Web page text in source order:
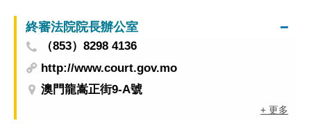
終審法院院長辦公室
（853）8298 4136
http://www.court.gov.mo
澳門龍嵩正街9-A號
+ 更多